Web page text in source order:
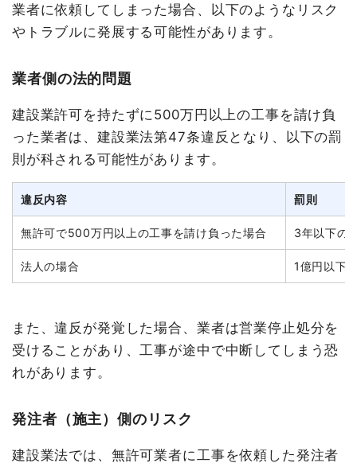
業者に依頼してしまった場合、以下のようなリスク
やトラブルに発展する可能性があります。
業者側の法的問題
建設業許可を持たずに500万円以上の工事を請け負
った業者は、建設業法第47条違反となり、以下の罰
則が科される可能性があります。
違反内容 罰則
無許可で500万円以上の工事を請け負った場合 3年以下の
法人の場合 1億円以下
また、違反が発覚した場合、業者は営業停止処分を
受けることがあり、工事が途中で中断してしまう恐
れがあります。
発注者（施主）側のリスク
建設業法では、無許可業者に工事を依頼した発注者